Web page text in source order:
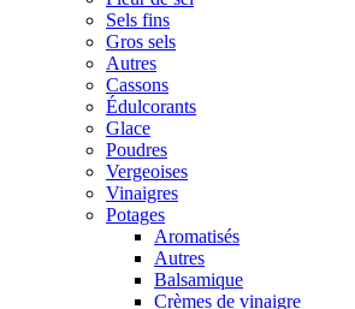
Sels fins
Gros sels
Autres
Cassons
Édulcorants
Glace
Poudres
Vergeoises
Vinaigres
Potages
Aromatisés
Autres
Balsamique
Crèmes de vinaigre